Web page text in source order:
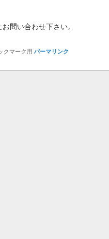
問い合わせ下さい。
クマーク用 パーマリンク